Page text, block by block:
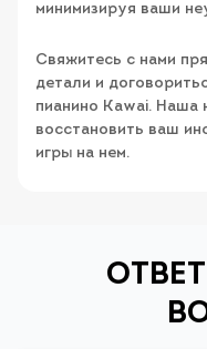
минимизируя ваши
Свяжитесь с нами
детали и
пианино Kawai. Наша
восстановить ваш
игры на нем.